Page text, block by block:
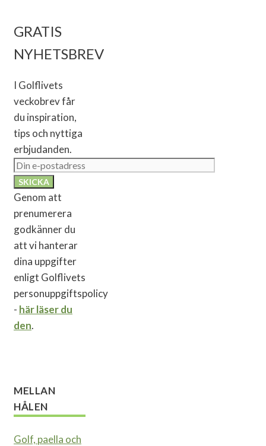
GRATIS
NYHETSBREV
I Golflivets
veckobrev får
du inspiration,
tips och nyttiga
erbjudanden.
Genom att
prenumerera
godkänner du
att vi hanterar
dina uppgifter
enligt Golflivets
personuppgiftspolicy
- här läser du
den.
MELLAN
HÅLEN
Golf, paella och